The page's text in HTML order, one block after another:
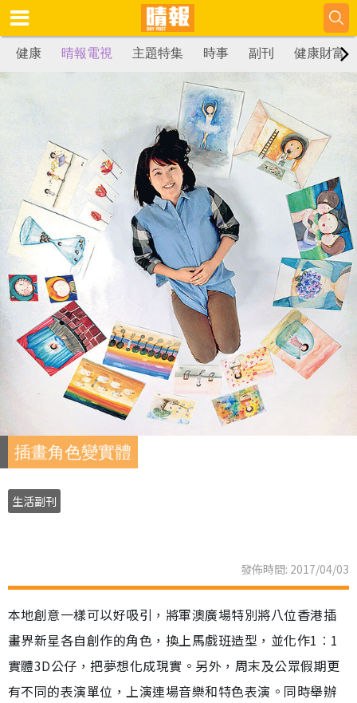
健康 晴報電視 主題特集 時事 副刊 健康財富
插畫角色變實體
生活副刊
發佈時間: 2017/04/03
本地創意一樣可以好吸引，將軍澳廣場特別將八位香港插
畫界新星各自創作的角色，換上馬戲班造型，並化作1︰1
實體3D公仔，把夢想化成現實。另外，周末及公眾假期更
有不同的表演單位，上演連場音樂和特色表演。同時舉辦